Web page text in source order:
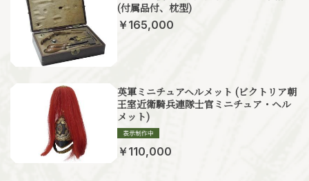
(付属品付、枕型)
￥165,000
英軍ミニチュアヘルメット (ビクトリア朝
王室近衛騎兵連隊士官ミニチュア・ヘル
メット)
￥110,000